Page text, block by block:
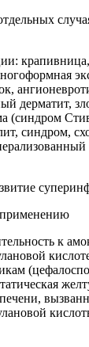
дерматит,
(синдром
синдром,
к